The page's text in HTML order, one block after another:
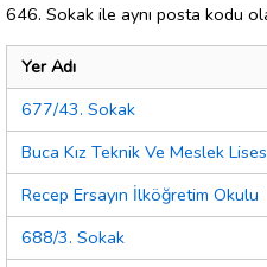
646. Sokak ile aynı posta kodu
Yer Adı
677/43. Sokak
Buca Kız Teknik Ve Meslek
Recep Ersayın İlköğretim Okulu
688/3. Sokak